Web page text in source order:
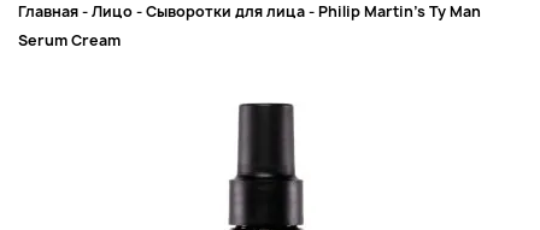
Главная-Лицо-Сыворотки для лица-Philip Martin’s Ty Man
Serum Cream